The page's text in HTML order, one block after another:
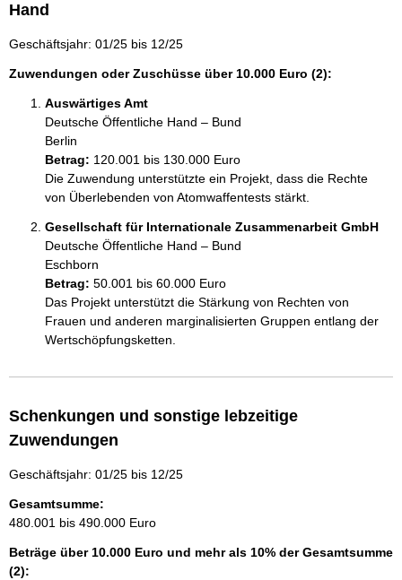
Hand
Geschäftsjahr: 01/25 bis 12/25
Zuwendungen oder Zuschüsse über 10.000 Euro (2):
Auswärtiges Amt
Deutsche Öffentliche Hand – Bund
Berlin
Betrag: 120.001 bis 130.000 Euro
Die Zuwendung unterstützte ein Projekt, dass die Rechte
von Überlebenden von Atomwaffentests stärkt.
Gesellschaft für Internationale Zusammenarbeit GmbH
Deutsche Öffentliche Hand – Bund
Eschborn
Betrag: 50.001 bis 60.000 Euro
Das Projekt unterstützt die Stärkung von Rechten von
Frauen und anderen marginalisierten Gruppen entlang der
Wertschöpfungsketten.
Schenkungen und sonstige lebzeitige
Zuwendungen
Geschäftsjahr: 01/25 bis 12/25
Gesamtsumme:
480.001 bis 490.000 Euro
Beträge über 10.000 Euro und mehr als 10% der Gesamtsumme
(2):